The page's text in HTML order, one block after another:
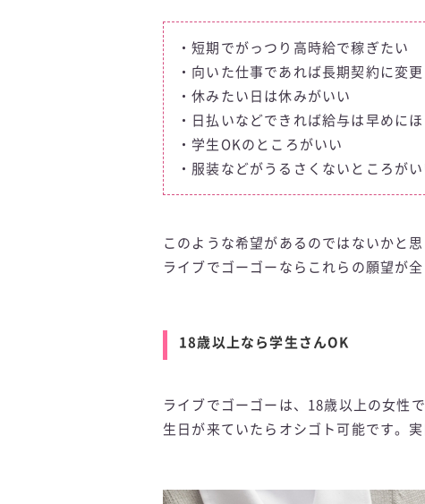
・短期でがっつり高時給で稼ぎたい
・向いた仕事であれば長期契約に変
・休みたい日は休みがいい
・日払いなどできれば給与は早めに
・学生OKのところがいい
・服装などがうるさくないところがい
このような希望があるのではないかと思
ライブでゴーゴーならこれらの願望が全
18歳以上なら学生さんOK
ライブでゴーゴーは、18歳以上の女性
生日が来ていたらオシゴト可能です。